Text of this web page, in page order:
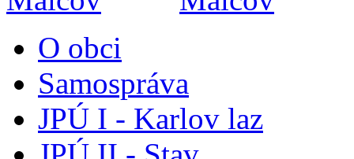
O obci
Samospráva
JPÚ I - Karlov laz